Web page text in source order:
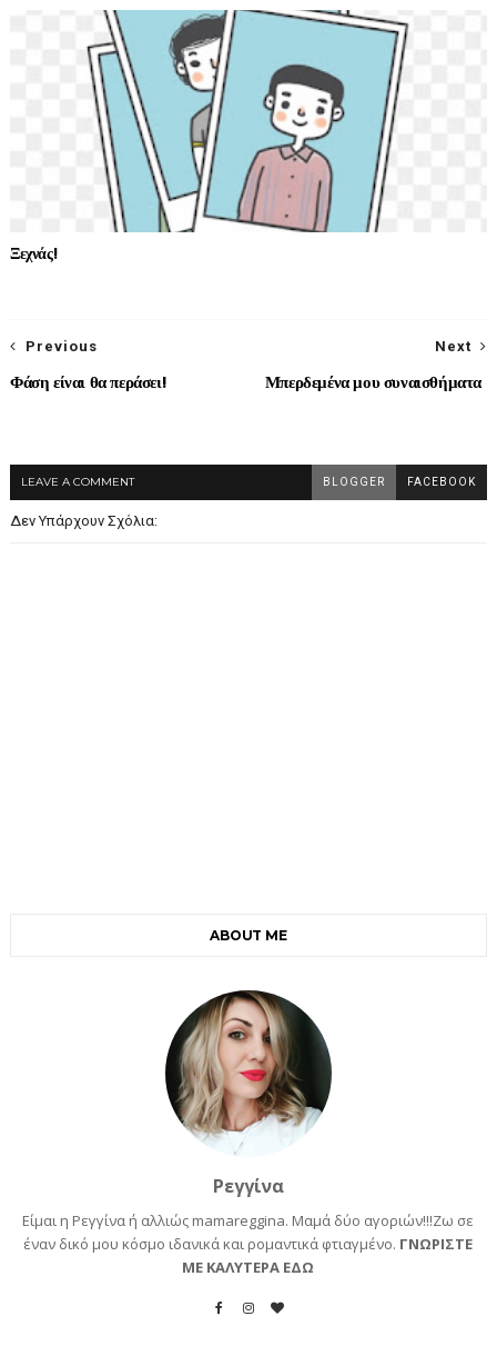
Ξεχνάς!
Next
Μπερδεμένα μου συναισθήματα
Previous
Φάση είναι θα περάσει!
LEAVE A COMMENT BLOGGER FACEBOOK
Δεν Υπάρχουν Σχόλια:
ABOUT ME
Ρεγγίνα
Είμαι η Ρεγγίνα ή αλλιώς mamareggina. Μαμά δύο αγοριών!!!Ζω σε
έναν δικό μου κόσμο ιδανικά και ρομαντικά φτιαγμένο. ΓΝΩΡΙΣΤΕ
ΜΕ ΚΑΛΥΤΕΡΑ ΕΔΩ